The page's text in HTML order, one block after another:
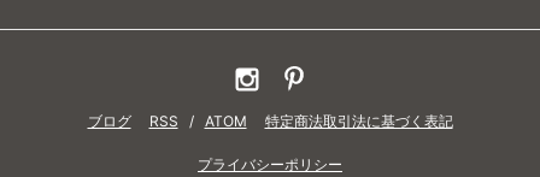
ブログ RSS / ATOM 特定商法取引法に基づく表記
プライバシーポリシー